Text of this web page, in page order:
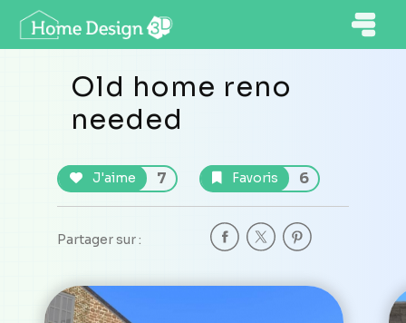
Old home reno
needed
J'aime 7 Favoris 6
Partager sur :